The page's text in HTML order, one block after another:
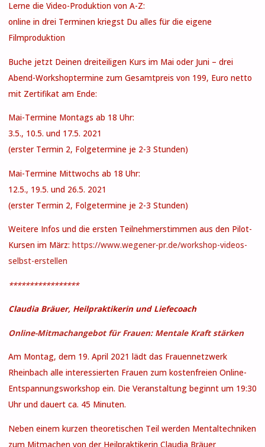
Lerne die Video-Produktion von A-Z:
online in drei Terminen kriegst Du alles für die eigene
Filmproduktion
Buche jetzt Deinen dreiteiligen Kurs im Mai oder Juni – drei
Abend-Workshoptermine zum Gesamtpreis von 199, Euro netto
mit Zertifikat am Ende:
Mai-Termine Montags ab 18 Uhr:
3.5., 10.5. und 17.5. 2021
(erster Termin 2, Folgetermine je 2-3 Stunden)
Mai-Termine Mittwochs ab 18 Uhr:
12.5., 19.5. und 26.5. 2021
(erster Termin 2, Folgetermine je 2-3 Stunden)
Weitere Infos und die ersten Teilnehmerstimmen aus den Pilot-
Kursen im März: https://www.wegener-pr.de/workshop-videos-
selbst-erstellen
*****************
Claudia Bräuer, Heilpraktikerin und Liefecoach
Online-Mitmachangebot für Frauen: Mentale Kraft stärken
Am Montag, dem 19. April 2021 lädt das Frauennetzwerk
Rheinbach alle interessierten Frauen zum kostenfreien Online-
Entspannungsworkshop ein. Die Veranstaltung beginnt um 19:30
Uhr und dauert ca. 45 Minuten.
Neben einem kurzen theoretischen Teil werden Mentaltechniken
zum Mitmachen von der Heilpraktikerin Claudia Bräuer